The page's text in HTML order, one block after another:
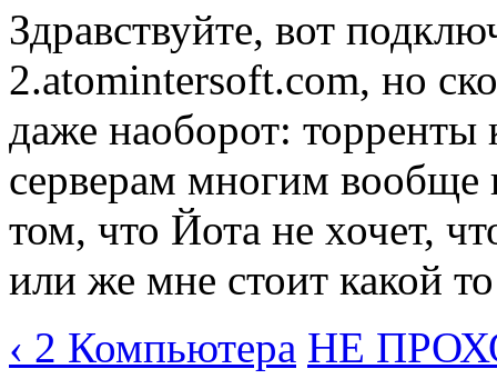
Здравствуйте, вот
2.atomintersoft.com, но
даже наоборот:
серверам многим вообще
том, что Йота не хочет,
или же мне стоит какой
‹ 2 Компьютера НЕ